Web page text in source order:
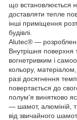
що встановлюється
доставляти тепле
інші приміщення
будівлі.
Alutec® —
Внутрішня поверхня
вогнетривким і
кольору,
разі досягнення
повертається до
полум'я винятково
— шамот, алюміній,
від звичайного